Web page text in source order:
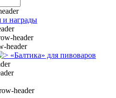
и награды
«Балтика» для пивоваров